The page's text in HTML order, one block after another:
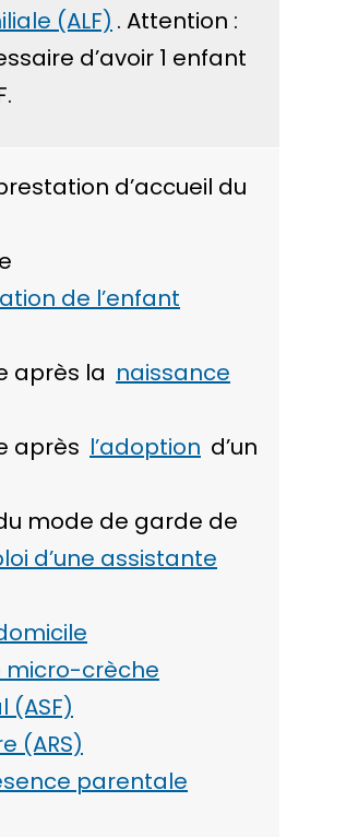
(ALF) . Attention :
d’avoir 1 enfant
d’accueil du
de l’enfant
après la naissance
après l’adoption d’un
mode de garde de
d’une assistante
micro-crèche
(ASF)
(ARS)
parentale